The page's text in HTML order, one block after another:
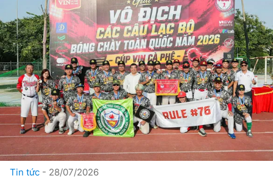
Tin tức 28/07/2026